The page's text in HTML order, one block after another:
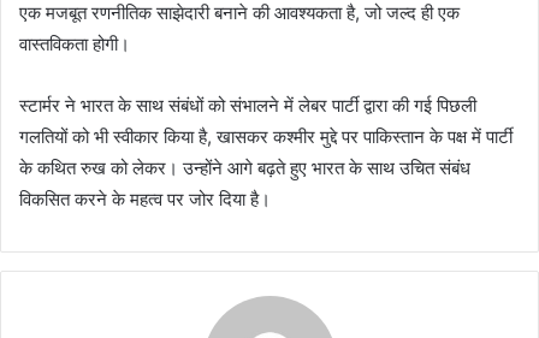
एक मजबूत रणनीतिक साझेदारी बनाने की आवश्यकता है, जो जल्द ही एक
वास्तविकता होगी।
स्टार्मर ने भारत के साथ संबंधों को संभालने में लेबर पार्टी द्वारा की गई पिछली
गलतियों को भी स्वीकार किया है, खासकर कश्मीर मुद्दे पर पाकिस्तान के पक्ष में पार्टी
के कथित रुख को लेकर। उन्होंने आगे बढ़ते हुए भारत के साथ उचित संबंध
विकसित करने के महत्व पर जोर दिया है।